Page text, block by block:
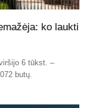
ko laukti
6 tūkst. –
butų.